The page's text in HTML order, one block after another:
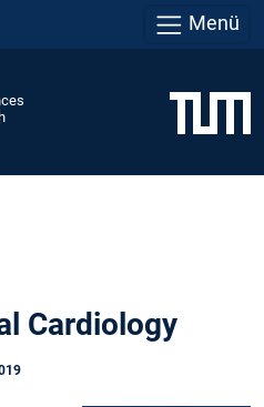
Menü
Cardiology